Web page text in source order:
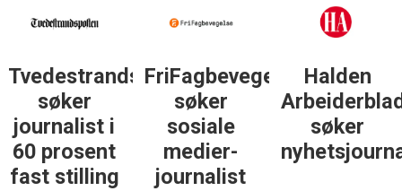
Tvedestrandsposten
søker
journalist i
60 prosent
fast stilling
FriFagbevegelse
søker
sosiale
medier-
journalist
Halden
søker